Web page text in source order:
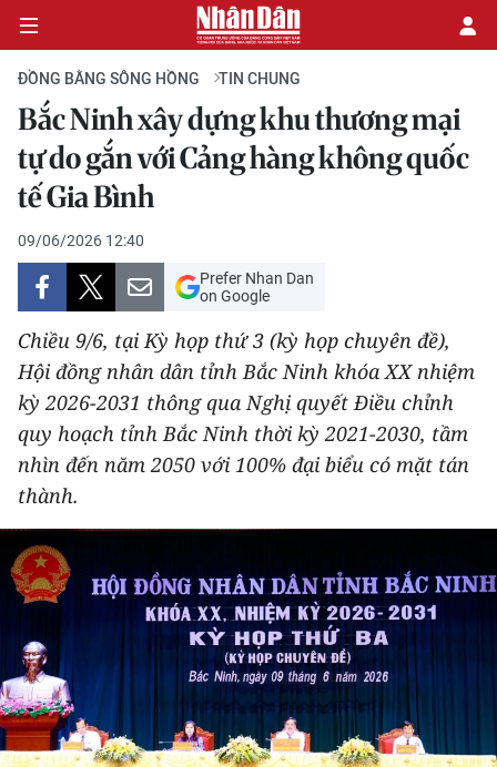
CHÍNH TRỊ
KINH TẾ
VĂN HÓA
XÃ HỘI
PHÁP LUẬT
DU LỊCH
THẾ GIỚI
THỂ THAO
GIÁO DỤC
KHOA HỌC - CÔNG NGHỆ
MÔI TRƯỜNG
ĐỒNG BẰNG SÔNG HỒNG TIN CHUNG
Bắc Ninh xây dựng khu thương mại
tự do gắn với Cảng hàng không quốc
tế Gia Bình
09/06/2026 12:40
Prefer Nhan Dan
on Google
Chiều 9/6, tại Kỳ họp thứ 3 (kỳ họp chuyên đề),
Hội đồng nhân dân tỉnh Bắc Ninh khóa XX nhiệm
kỳ 2026-2031 thông qua Nghị quyết Điều chỉnh
quy hoạch tỉnh Bắc Ninh thời kỳ 2021-2030, tầm
nhìn đến năm 2050 với 100% đại biểu có mặt tán
thành.